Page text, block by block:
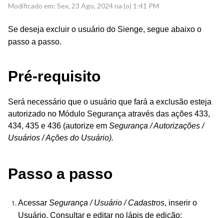
Modificado em: Sex, 23 Ago, 2024 na (o) 1:41 PM
Se deseja excluir o usuário do Sienge, segue abaixo o
passo a passo.
Pré-requisito
Será necessário que o usuário que fará a exclusão esteja
autorizado no Módulo Segurança através das ações 433,
434, 435 e 436 (autorize em Segurança / Autorizações /
Usuários / Ações do Usuário).
Passo a passo
Acessar Segurança / Usuário / Cadastros, inserir o
Usuário, Consultar e editar no lápis de edição;